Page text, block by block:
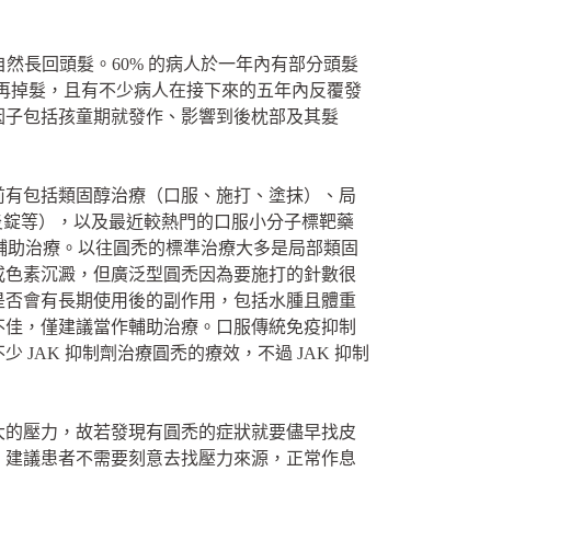
長回頭髮。60% 的病人於一年內有部分頭髮
掉髮，且有不少病人在接下來的五年內反覆發
包括孩童期就發作、影響到後枕部及其髮
包括類固醇治療（口服、施打、塗抹）、局
等），以及最近較熱門的口服小分子標靶藥
治療。以往圓禿的標準治療大多是局部類固
素沉澱，但廣泛型圓禿因為要施打的針數很
會有長期使用後的副作用，包括水腫且體重
，僅建議當作輔助治療。口服傳統免疫抑制
JAK 抑制劑治療圓禿的療效，不過 JAK 抑制
壓力，故若發現有圓禿的症狀就要儘早找皮
議患者不需要刻意去找壓力來源，正常作息